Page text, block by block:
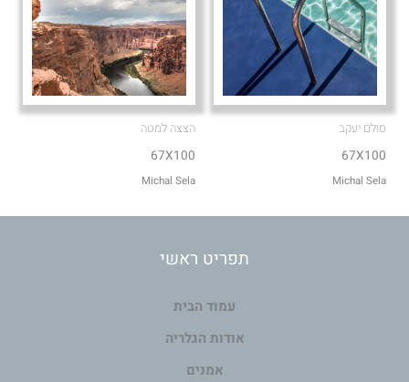
סולם יעקב
67X100
Michal Sela
הצצה למטה
67X100
Michal Sela
תפריט ראשי
עמוד הבית
אודות הגלריה
אמנים